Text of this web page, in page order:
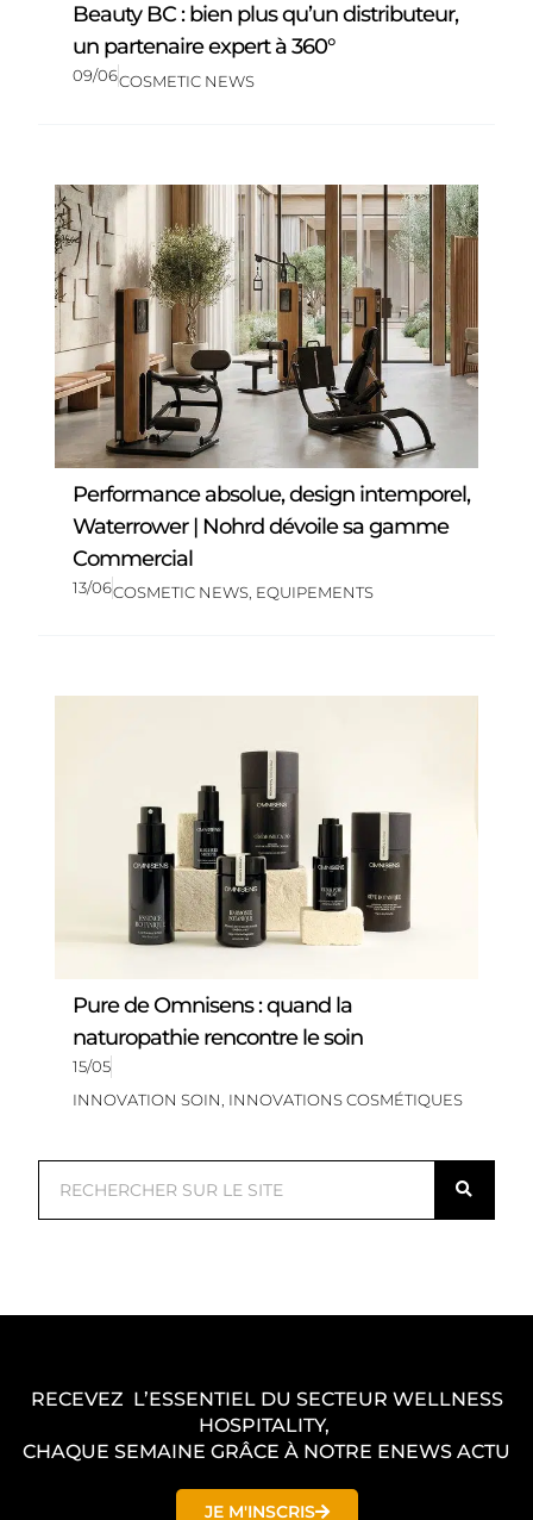
Beauty BC : bien plus qu’un distributeur,
un partenaire expert à 360°
09/06COSMETIC NEWS
Performance absolue, design intemporel,
Waterrower | Nohrd dévoile sa gamme
Commercial
13/06COSMETIC NEWS, EQUIPEMENTS
Pure de Omnisens : quand la
naturopathie rencontre le soin
15/05
INNOVATION SOIN, INNOVATIONS COSMÉTIQUES
h
r
RECEVEZ L’ESSENTIEL DU SECTEUR WELLNESS
HOSPITALITY,
CHAQUE SEMAINE GRÂCE À NOTRE ENEWS ACTU
JE M'INSCRIS